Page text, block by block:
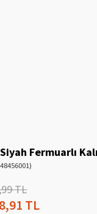
Fermuarlı
TL
TL